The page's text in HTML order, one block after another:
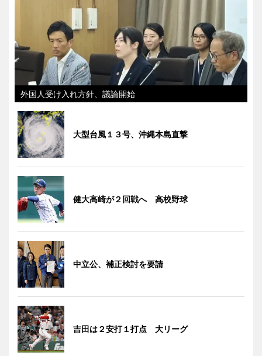
外国人受け入れ方針、議論開始
大型台風１３号、沖縄本島直撃
健大高崎が２回戦へ 高校野球
中立公、補正検討を要請
吉田は２安打１打点 大リーグ